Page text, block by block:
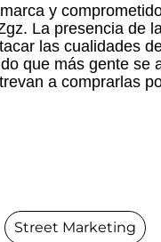
y
La presencia de
las cualidades
que más gente se
a comprarlas
Street Marketing